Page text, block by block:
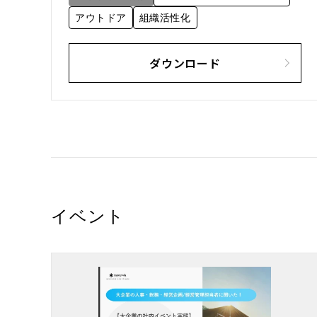
アウトドア
組織活性化
ダウンロード
イベント